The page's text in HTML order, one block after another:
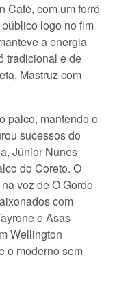
Café, com um forró
logo no fim
a energia
tradicional e de
Mastruz com
palco, mantendo o
sucessos do
Júnior Nunes
do Coreto. O
voz de O Gordo
com
e Asas
Wellington
o moderno sem